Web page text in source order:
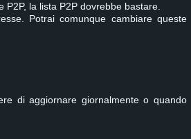
la lista P2P dovrebbe bastare.
Potrai comunque cambiare queste
di aggiornare giornalmente o quando